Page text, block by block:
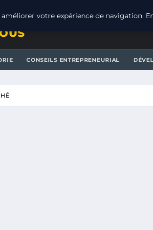
CONSEILS ENTREPRENEURIAL
votre expérience de navigation.